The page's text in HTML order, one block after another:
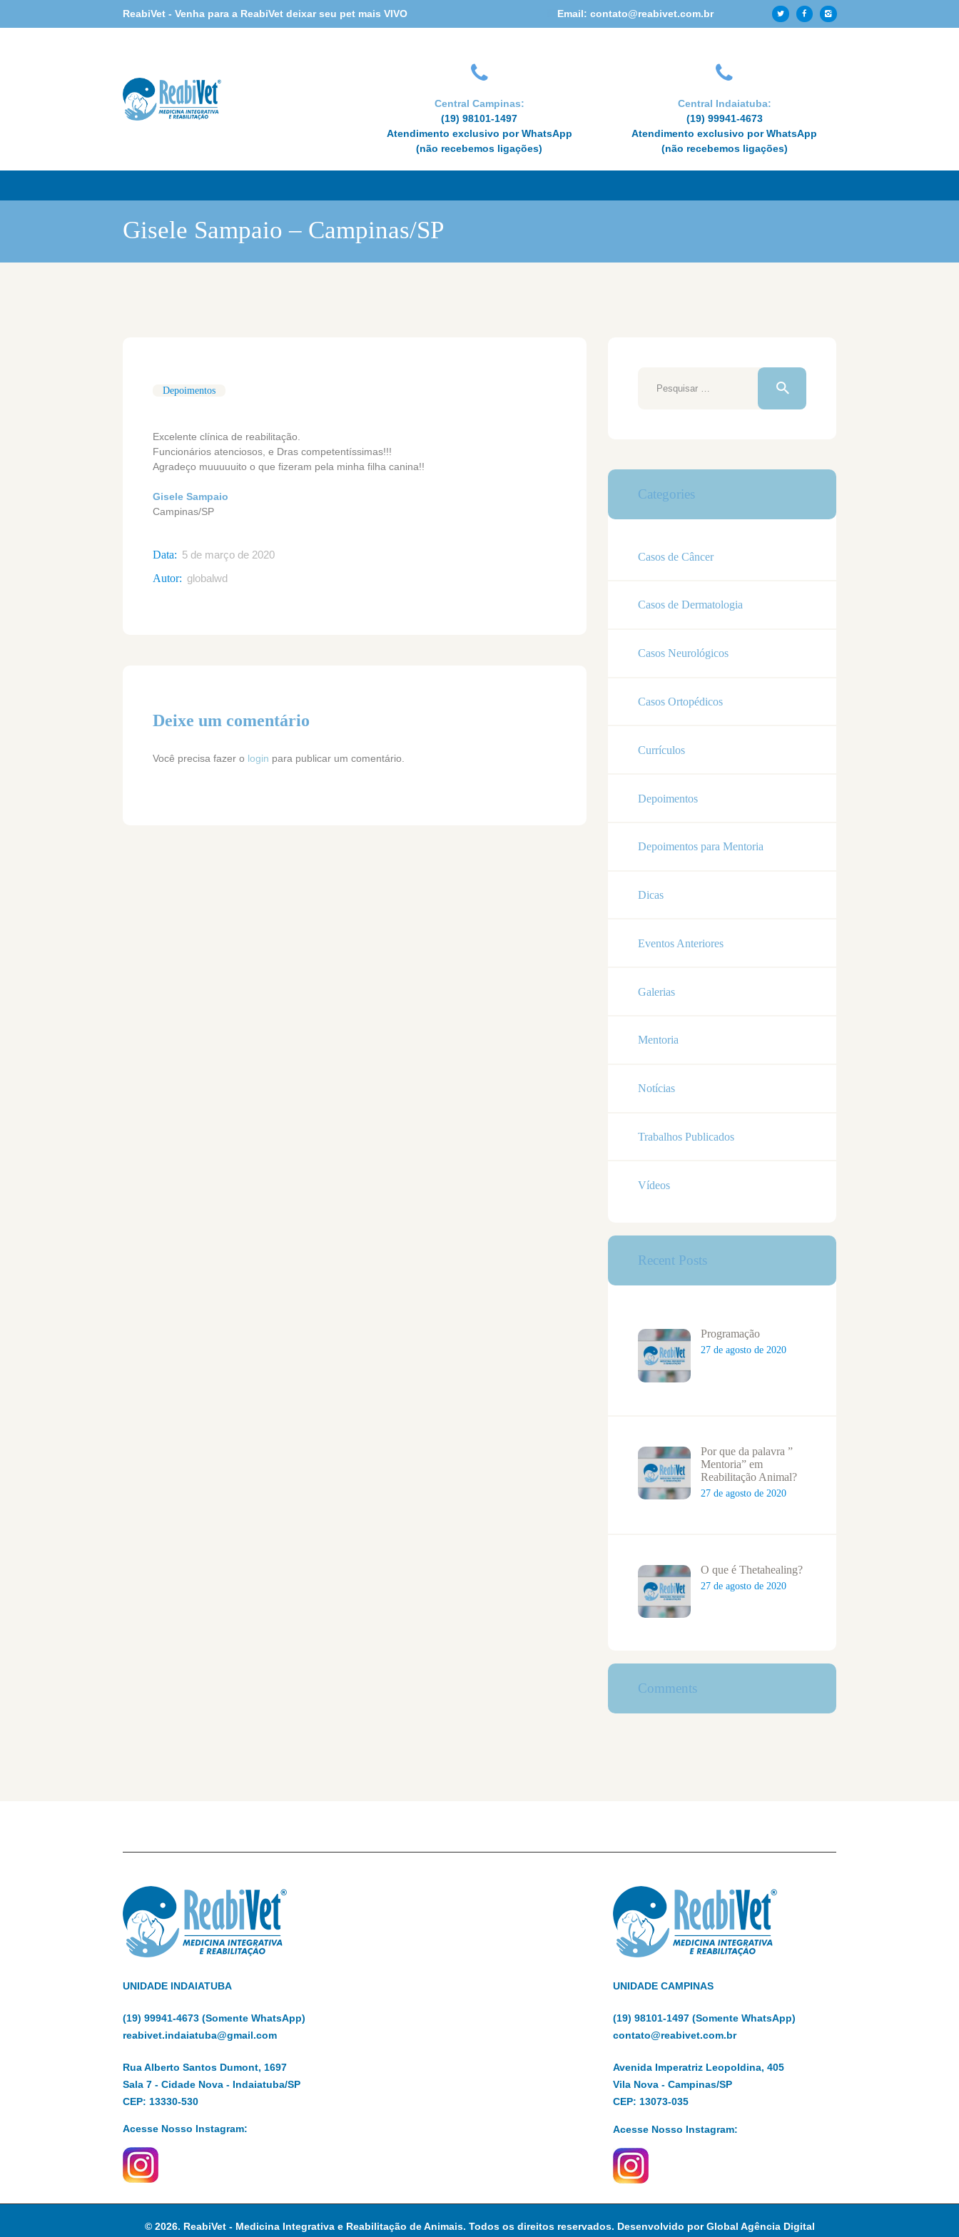
ReabiVet - Venha para a ReabiVet deixar seu pet mais VIVO Email: contato@reabivet.com.br
Central Campinas:
(19) 98101-1497
Atendimento exclusivo por WhatsApp
(não recebemos ligações)
Central Indaiatuba:
(19) 99941-4673
Atendimento exclusivo por WhatsApp
(não recebemos ligações)
Gisele Sampaio – Campinas/SP
HOME
CUIDADOS À
DISTÂNCIA
AGENDAMENTO
Depoimentos
Excelente clínica de reabilitação.
Funcionários atenciosos, e Dras competentíssimas!!!
Agradeço muuuuuito o que fizeram pela minha filha canina!!
Gisele Sampaio
Campinas/SP
Data: 5 de março de 2020
Autor: globalwd
Deixe um comentário
Você precisa fazer o login para publicar um comentário.
Categories
Casos de Câncer
Casos de Dermatologia
Casos Neurológicos
Casos Ortopédicos
Currículos
Depoimentos
Depoimentos para Mentoria
Dicas
Eventos Anteriores
Galerias
Mentoria
Notícias
Trabalhos Publicados
Vídeos
Recent Posts
Programação
27 de agosto de 2020
Por que da palavra ”
Mentoria” em
Reabilitação Animal?
27 de agosto de 2020
O que é Thetahealing?
27 de agosto de 2020
Comments
UNIDADE INDAIATUBA
(19) 99941-4673 (Somente WhatsApp)
reabivet.indaiatuba@gmail.com
Rua Alberto Santos Dumont, 1697
Sala 7 - Cidade Nova - Indaiatuba/SP
CEP: 13330-530
Acesse Nosso Instagram:
UNIDADE CAMPINAS
(19) 98101-1497 (Somente WhatsApp)
contato@reabivet.com.br
Avenida Imperatriz Leopoldina, 405
Vila Nova - Campinas/SP
CEP: 13073-035
Acesse Nosso Instagram:
© 2026. ReabiVet - Medicina Integrativa e Reabilitação de Animais. Todos os direitos reservados. Desenvolvido por Global Agência Digital